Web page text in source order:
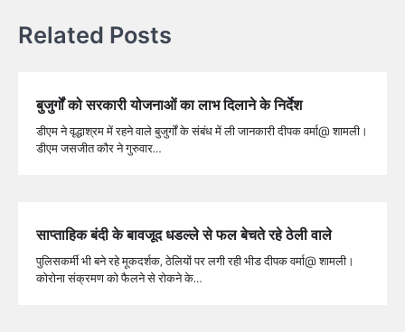
Related Posts
बुजुर्गों को सरकारी योजनाओं का लाभ दिलाने के निर्देश
डीएम ने वृद्धाश्रम में रहने वाले बुजुर्गों के संबंध में ली जानकारी दीपक वर्मा@ शामली।
डीएम जसजीत कौर ने गुरुवार…
साप्ताहिक बंदी के बावजूद धडल्ले से फल बेचते रहे ठेली वाले
पुलिसकर्मी भी बने रहे मूकदर्शक, ठेलियों पर लगी रही भीड दीपक वर्मा@ शामली।
कोरोना संक्रमण को फैलने से रोकने के…